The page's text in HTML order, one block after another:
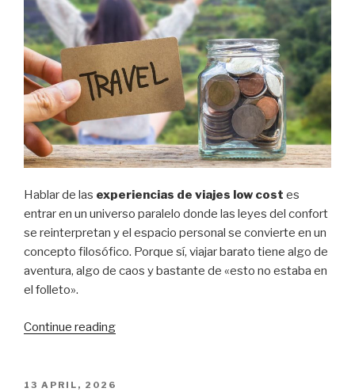
Hablar de las experiencias de viajes low cost es
entrar en un universo paralelo donde las leyes del confort
se reinterpretan y el espacio personal se convierte en un
concepto filosófico. Porque sí, viajar barato tiene algo de
aventura, algo de caos y bastante de «esto no estaba en
el folleto».
Continue reading“Experiencias
POSTED
13 APRIL, 2026